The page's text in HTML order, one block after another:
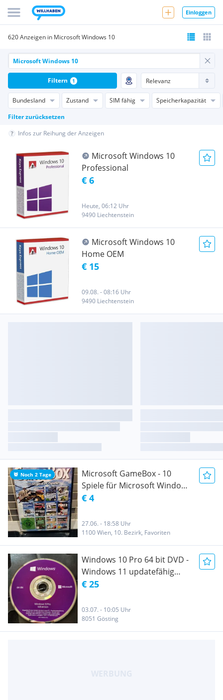
Einloggen
620 Anzeigen in Microsoft Windows 10
Bundesland Zustand SIM fähig
Speicherkapazität
Filter zurücksetzen
Filtern 1
Infos zur Reihung der Anzeigen
Microsoft Windows 10
Professional
€ 6
Heute, 06:12 Uhr
9490 Liechtenstein
Microsoft Windows 10
Home OEM
€ 15
09.08. - 08:16 Uhr
9490 Liechtenstein
Noch 2 Tage
Microsoft GameBox - 10
Spiele für Microsoft Windows
Neu und OVP
€ 4
27.06. - 18:58 Uhr
1100 Wien, 10. Bezirk, Favoriten
Windows 10 Pro 64 bit DVD -
Windows 11 updatefähig
Microsoft
€ 25
03.07. - 10:05 Uhr
8051 Gösting